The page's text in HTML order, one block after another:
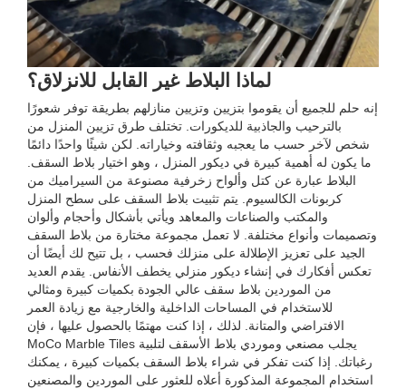
لماذا البلاط غير القابل للانزلاق؟
إنه حلم للجميع أن يقوموا بتزيين وتزيين منازلهم بطريقة توفر شعورًا
بالترحيب والجاذبية للديكورات. تختلف طرق تزيين المنزل من
شخص لآخر حسب ما يعجبه وثقافته وخياراته. لكن شيئًا واحدًا دائمًا
ما يكون له أهمية كبيرة في ديكور المنزل ، وهو اختيار بلاط السقف.
البلاط عبارة عن كتل وألواح زخرفية مصنوعة من السيراميك من
كربونات الكالسيوم. يتم تثبيت بلاط السقف على سطح المنزل
والمكتب والصناعات والمعاهد ويأتي بأشكال وأحجام وألوان
وتصميمات وأنواع مختلفة. لا تعمل مجموعة مختارة من بلاط السقف
الجيد على تعزيز الإطلالة على منزلك فحسب ، بل تتيح لك أيضًا أن
تعكس أفكارك في إنشاء ديكور منزلي يخطف الأنفاس. يقدم العديد
من الموردين بلاط سقف عالي الجودة بكميات كبيرة ومثالي
للاستخدام في المساحات الداخلية والخارجية مع زيادة العمر
الافتراضي والمتانة. لذلك ، إذا كنت مهتمًا بالحصول عليها ، فإن
MoCo Marble Tiles يجلب مصنعي وموردي بلاط الأسقف لتلبية
رغباتك. إذا كنت تفكر في شراء بلاط السقف بكميات كبيرة ، يمكنك
استخدام المجموعة المذكورة أعلاه للعثور على الموردين والمصنعين